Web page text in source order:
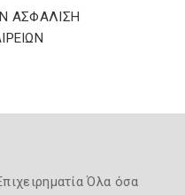
ΑΣΦΑΛΙΣΗ
Όλα όσα